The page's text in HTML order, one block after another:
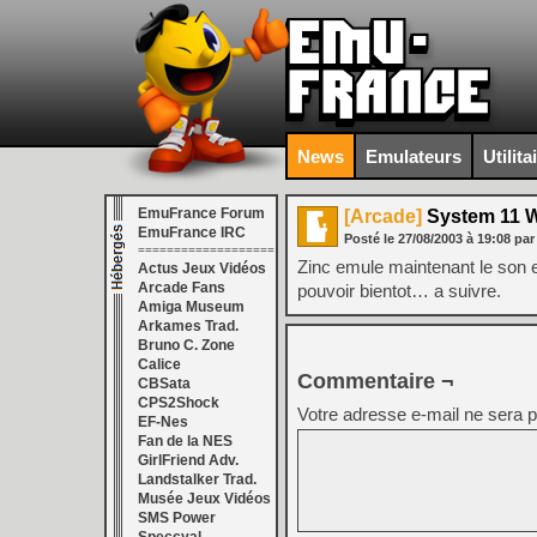
News Emulateurs
EmuFrance Forum
EmuFrance IRC
===================
Actus Jeux Vidéos
Arcade Fans
Amiga Museum
Arkames Trad.
Bruno C. Zone
Calice
CBSata
CPS2Shock
EF-Nes
Fan de la NES
GirlFriend Adv.
Landstalker Trad.
Musée Jeux Vidéos
SMS Power
[Arcade] System 11
Posté le 27/08/2003 à 19:08 par
Zinc emule maintenant le son
pouvoir bientot… a suivre.
Commentaire ¬
Votre adresse e-mail ne sera